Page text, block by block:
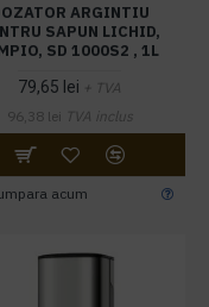
ARGINTIU
SAPUN LICHID,
SD 1000S2 , 1L
79,65 lei + TVA
96,38 lei TVA inclus
acum